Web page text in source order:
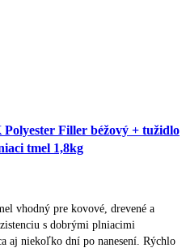
Filler béžový + tužidlo
tmel 1,8kg
vhodný pre kovové, drevené a
s dobrými plniacimi
aj niekoľko dní po nanesení. Rýchlo